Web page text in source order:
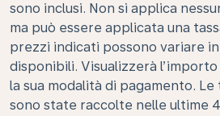
sono inclusi. Non si applica
ma può essere applicata una
prezzi indicati possono variare
disponibili. Visualizzerà
la sua modalità di pagamento.
sono state raccolte nelle ultime